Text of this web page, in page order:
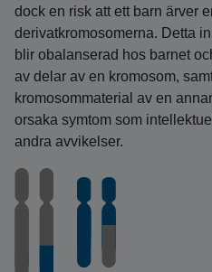
dock en risk att ett barn ärver
derivatkromosomerna. Detta
blir obalanserad hos barnet
av delar av en kromosom,
kromosommaterial av en
orsaka symtom som
andra avvikelser.